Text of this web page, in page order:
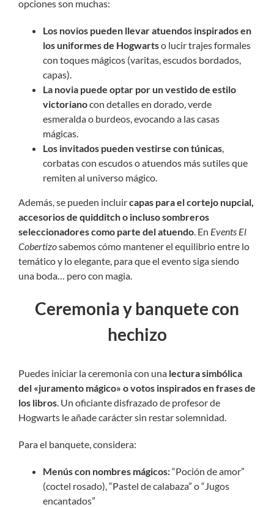
opciones son muchas:
Los novios pueden llevar atuendos inspirados en
los uniformes de Hogwartso lucir trajes formales
con toques mágicos (varitas, escudos bordados,
capas).
La novia puede optar por un vestido de estilo
victorianocon detalles en dorado, verde
esmeralda o burdeos, evocando a las casas
mágicas.
Los invitados pueden vestirse con túnicas,
corbatas con escudos o atuendos más sutiles que
remiten al universo mágico.
Además, se pueden incluircapas para el cortejo nupcial,
accesorios de quidditch o incluso sombreros
seleccionadores como parte del atuendo. En Events El
Cobertizosabemos cómo mantener el equilibrio entre lo
temático y lo elegante, para que el evento siga siendo
una boda… pero con magia.
Ceremonia y banquete con
hechizo
Puedes iniciar la ceremonia con unalectura simbólica
del «juramento mágico» o votos inspirados en frases de
los libros. Un oficiante disfrazado de profesor de
Hogwarts le añade carácter sin restar solemnidad.
Para el banquete, considera:
Menús con nombres mágicos:“Poción de amor”
(coctel rosado), “Pastel de calabaza” o “Jugos
encantados”